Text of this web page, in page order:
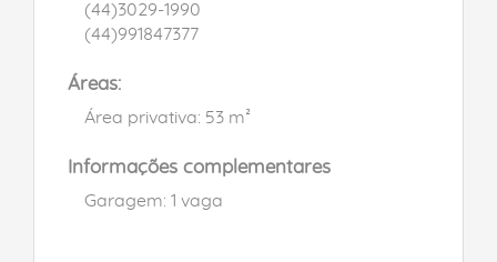
(44)3029-1990
(44)991847377
Áreas:
Área privativa: 53 m²
Informações complementares
Garagem: 1 vaga